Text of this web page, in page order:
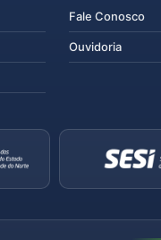
Fale Conosco
Ouvidoria